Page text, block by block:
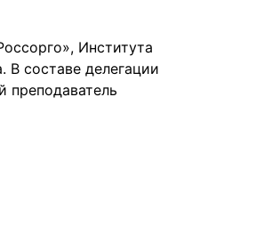
Института
составе делегации
преподаватель